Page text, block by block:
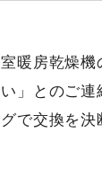
暖房乾燥機
」とのご
で交換を決